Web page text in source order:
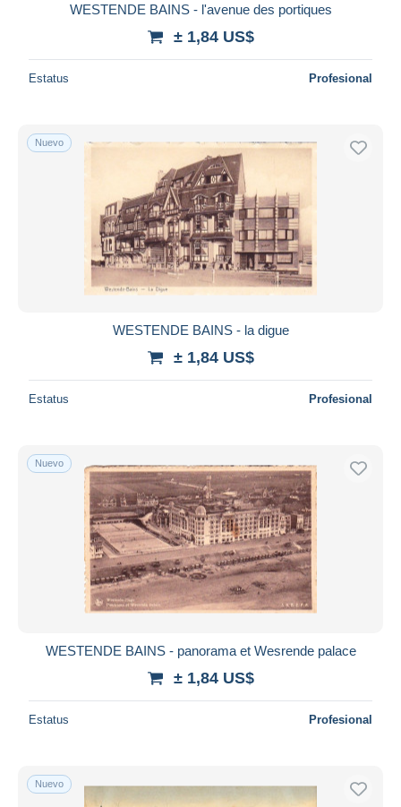
WESTENDE BAINS - l'avenue des portiques
± 1,84 US$
Estatus Profesional
Nuevo
WESTENDE BAINS - la digue
± 1,84 US$
Estatus Profesional
Nuevo
WESTENDE BAINS - panorama et Wesrende palace
± 1,84 US$
Estatus Profesional
Nuevo